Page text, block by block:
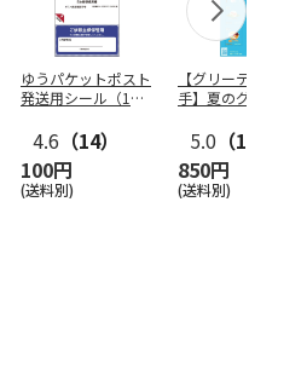
ゆうパケットポスト
発送用シール（1個
4.6 （14）
100円
(送料別)
【グリーティング切
手】夏のグリーティ
5.0 （10）
850円
(送料別)